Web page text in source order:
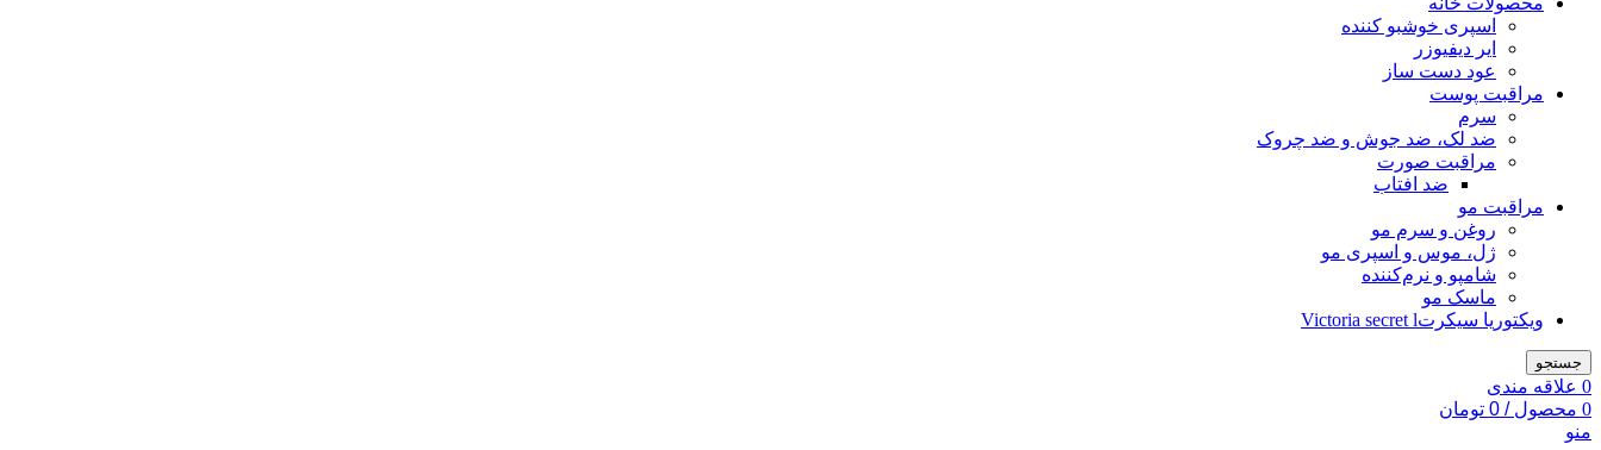
اسپری خوشبو کننده
ایر دیفیوزر
عود دست ساز
مراقبت پوست
سرم
ضد لک، ضد جوش و ضد چروک
مراقبت صورت
ضد افتاب
مراقبت مو
روغن و سرم مو
ژل، موس و اسپری مو
شامپو و نرم‌کننده
ماسک مو
ویکتوریا سیکرتVictoria secret l
جستجو
0 علاقه مندی
0 محصول /
0 تومان
منو